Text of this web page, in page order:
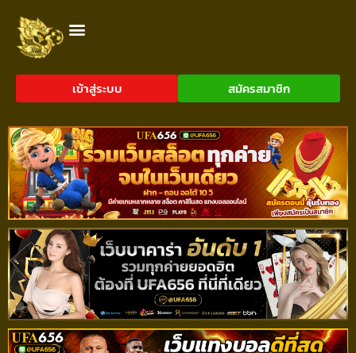
เข้าสู่ระบบ สมัครสมาชิก